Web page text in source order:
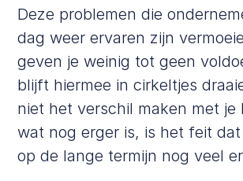
Deze problemen die
dag weer ervaren zijn
geven je weinig tot geen
blijft hiermee in cirkeltjes
niet het verschil maken met je
wat nog erger is, is het feit
op de lange termijn nog veel